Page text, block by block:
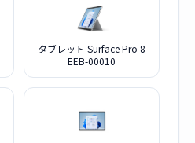
タブレット Surface Pro 8
EEB-00010